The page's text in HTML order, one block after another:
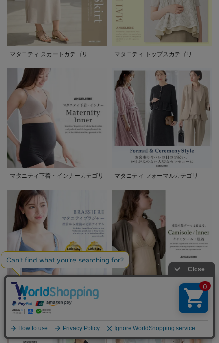
マタニティ スカートカテゴリ マタニティ トップスカテゴリ
マタニティ下着・インナーカテゴリ マタニティ フォーマルカテゴリ
産前から産後の必須アイテム マタ
ニティ・授乳ブラ
マタニティ キャミソール・肌着